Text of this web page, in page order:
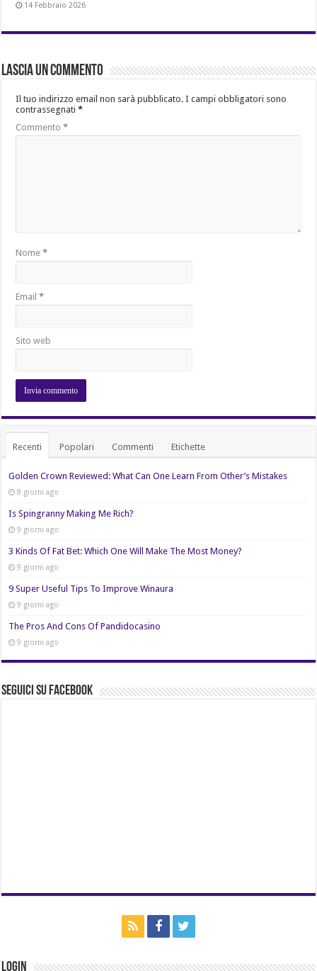
14 Febbraio 2026
Lascia un commento
Il tuo indirizzo email non sarà pubblicato. I campi obbligatori sono
contrassegnati*
Commento*
Nome*
Email*
Sito web
Recenti Popolari Commenti Etichette
Golden Crown Reviewed: What Can One Learn From Other’s Mistakes
8 giorni ago
Is Spingranny Making Me Rich?
9 giorni ago
3 Kinds Of Fat Bet: Which One Will Make The Most Money?
9 giorni ago
9 Super Useful Tips To Improve Winaura
9 giorni ago
The Pros And Cons Of Pandidocasino
9 giorni ago
Seguici su Facebook
Login